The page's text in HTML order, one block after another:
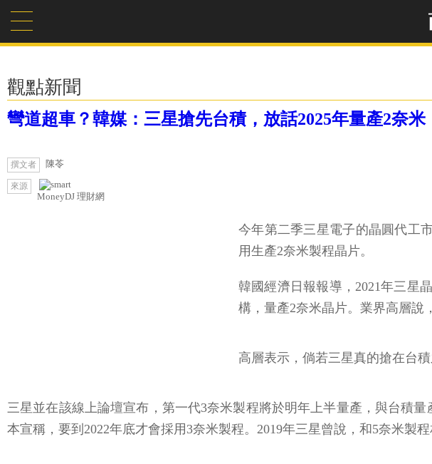
觀點新聞
彎道超車？韓媒：三星搶先台積，放話2025年量產2奈米
撰文者 陳苓
來源
MoneyDJ 理財網
今年第二季三星電子的晶圓代工
用生產2奈米製程晶片。
韓國經濟日報報導，2021年三星
構，量產2奈米晶片。業界高層說
高層表示，倘若三星真的搶在台
三星並在該線上論壇宣布，第一代3奈米製程將於明年上半量產，與台積
本宣稱，要到2022年底才會採用3奈米製程。2019年三星曾說，和5奈米製